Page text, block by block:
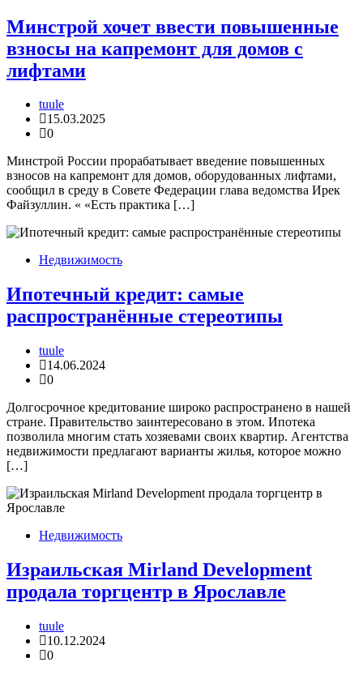
Минстрой хочет ввести повышенные
взносы на капремонт для домов с
лифтами
tuule
15.03.2025
0
Минстрой России прорабатывает введение повышенных
взносов на капремонт для домов, оборудованных лифтами,
сообщил в среду в Совете Федерации глава ведомства Ирек
Файзуллин. « «Есть практика […]
Недвижимость
Ипотечный кредит: самые
распространённые стереотипы
tuule
14.06.2024
0
Долгосрочное кредитование широко распространено в нашей
стране. Правительство заинтересовано в этом. Ипотека
позволила многим стать хозяевами своих квартир. Агентства
недвижимости предлагают варианты жилья, которое можно
[…]
Недвижимость
Израильская Mirland Development
продала торгцентр в Ярославле
tuule
10.12.2024
0